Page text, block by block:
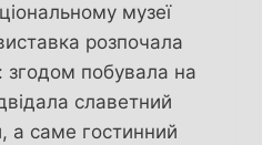
музеї
розпочала
згодом побувала на
славетний
а саме гостинний